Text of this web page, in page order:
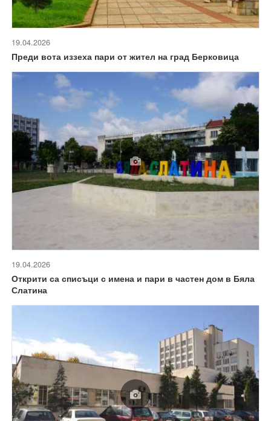
19.04.2026
Преди вота иззеха пари от жител на град Берковица
19.04.2026
Открити са списъци с имена и пари в частен дом в Бяла
Слатина